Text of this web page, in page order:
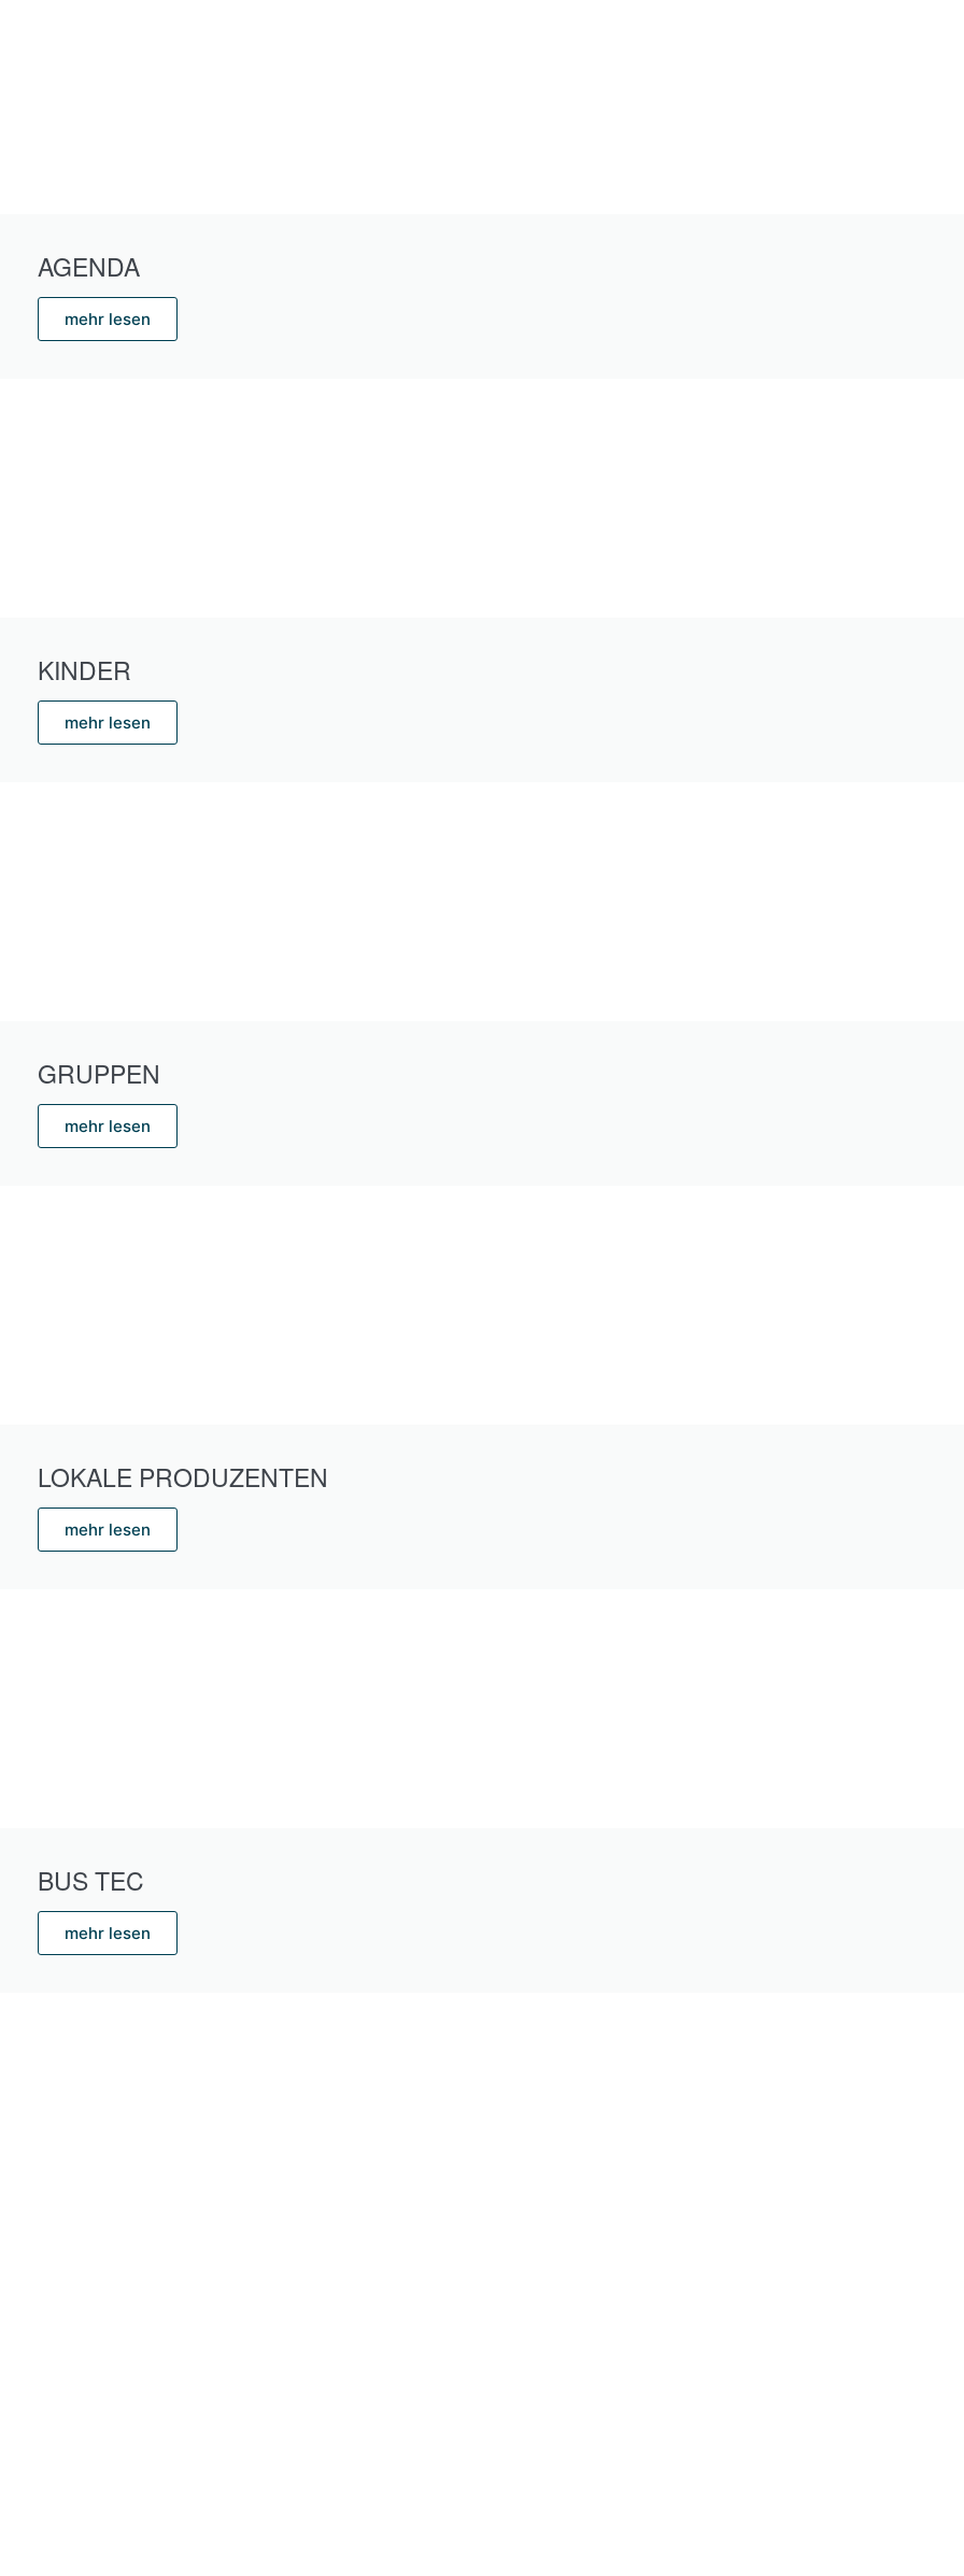
AGENDA
mehr lesen
KINDER
mehr lesen
GRUPPEN
mehr lesen
LOKALE PRODUZENTEN
mehr lesen
BUS TEC
mehr lesen